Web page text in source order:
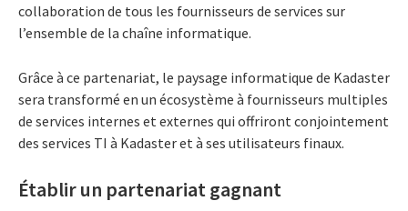
collaboration de tous les fournisseurs de services sur
l’ensemble de la chaîne informatique.
Grâce à ce partenariat, le paysage informatique de Kadaster
sera transformé en un écosystème à fournisseurs multiples
de services internes et externes qui offriront conjointement
des services TI à Kadaster et à ses utilisateurs finaux.
Établir un partenariat gagnant